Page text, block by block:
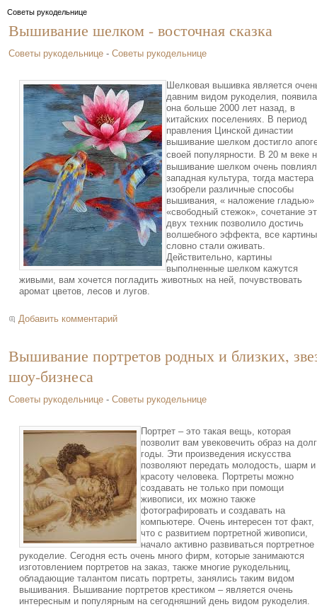
Советы рукодельнице
Вышивание шелком - восточная сказка
Советы рукодельнице - Советы рукодельнице
Шелковая вышивка является
давним видом рукоделия,
она больше 2000 лет назад, в
китайских поселениях. В период
правления Цинской династии
вышивание шелком достигло
своей популярности. В 20 м веке
вышивание шелком очень
западная культура, тогда мастера
изобрели различные способы
вышивания, « наложение гладью»
«свободный стежок», сочетание
двух техник позволило достичь
волшебного эффекта, все
словно стали оживать.
Действительно, картины
выполненные шелком кажутся
живыми, вам хочется погладить животных на ней, почувствовать
аромат цветов, лесов и лугов.
Добавить комментарий
Вышивание портретов родных и близких,
шоу-бизнеса
Советы рукодельнице - Советы рукодельнице
Портрет – это такая вещь, которая
позволит вам увековечить образ на
годы. Эти произведения искусства
позволяют передать молодость, шарм и
красоту человека. Портреты можно
создавать не только при помощи
живописи, их можно также
фотографировать и создавать на
компьютере. Очень интересен тот факт,
что с развитием портретной живописи,
начало активно развиваться портретное
рукоделие. Сегодня есть очень много фирм, которые занимаются
изготовлением портретов на заказ, также многие рукодельниц,
обладающие талантом писать портреты, занялись таким видом
вышивания. Вышивание портретов крестиком – является очень
интересным и популярным на сегодняшний день видом рукоделия.